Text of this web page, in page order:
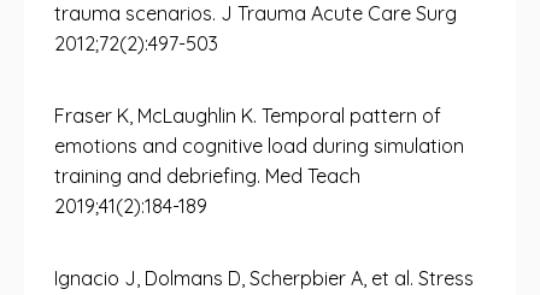
trauma scenarios. J Trauma Acute Care Surg
2012;72(2):497-503
Fraser K, McLaughlin K. Temporal pattern of
emotions and cognitive load during simulation
training and debriefing. Med Teach
2019;41(2):184-189
Ignacio J, Dolmans D, Scherpbier A, et al. Stress